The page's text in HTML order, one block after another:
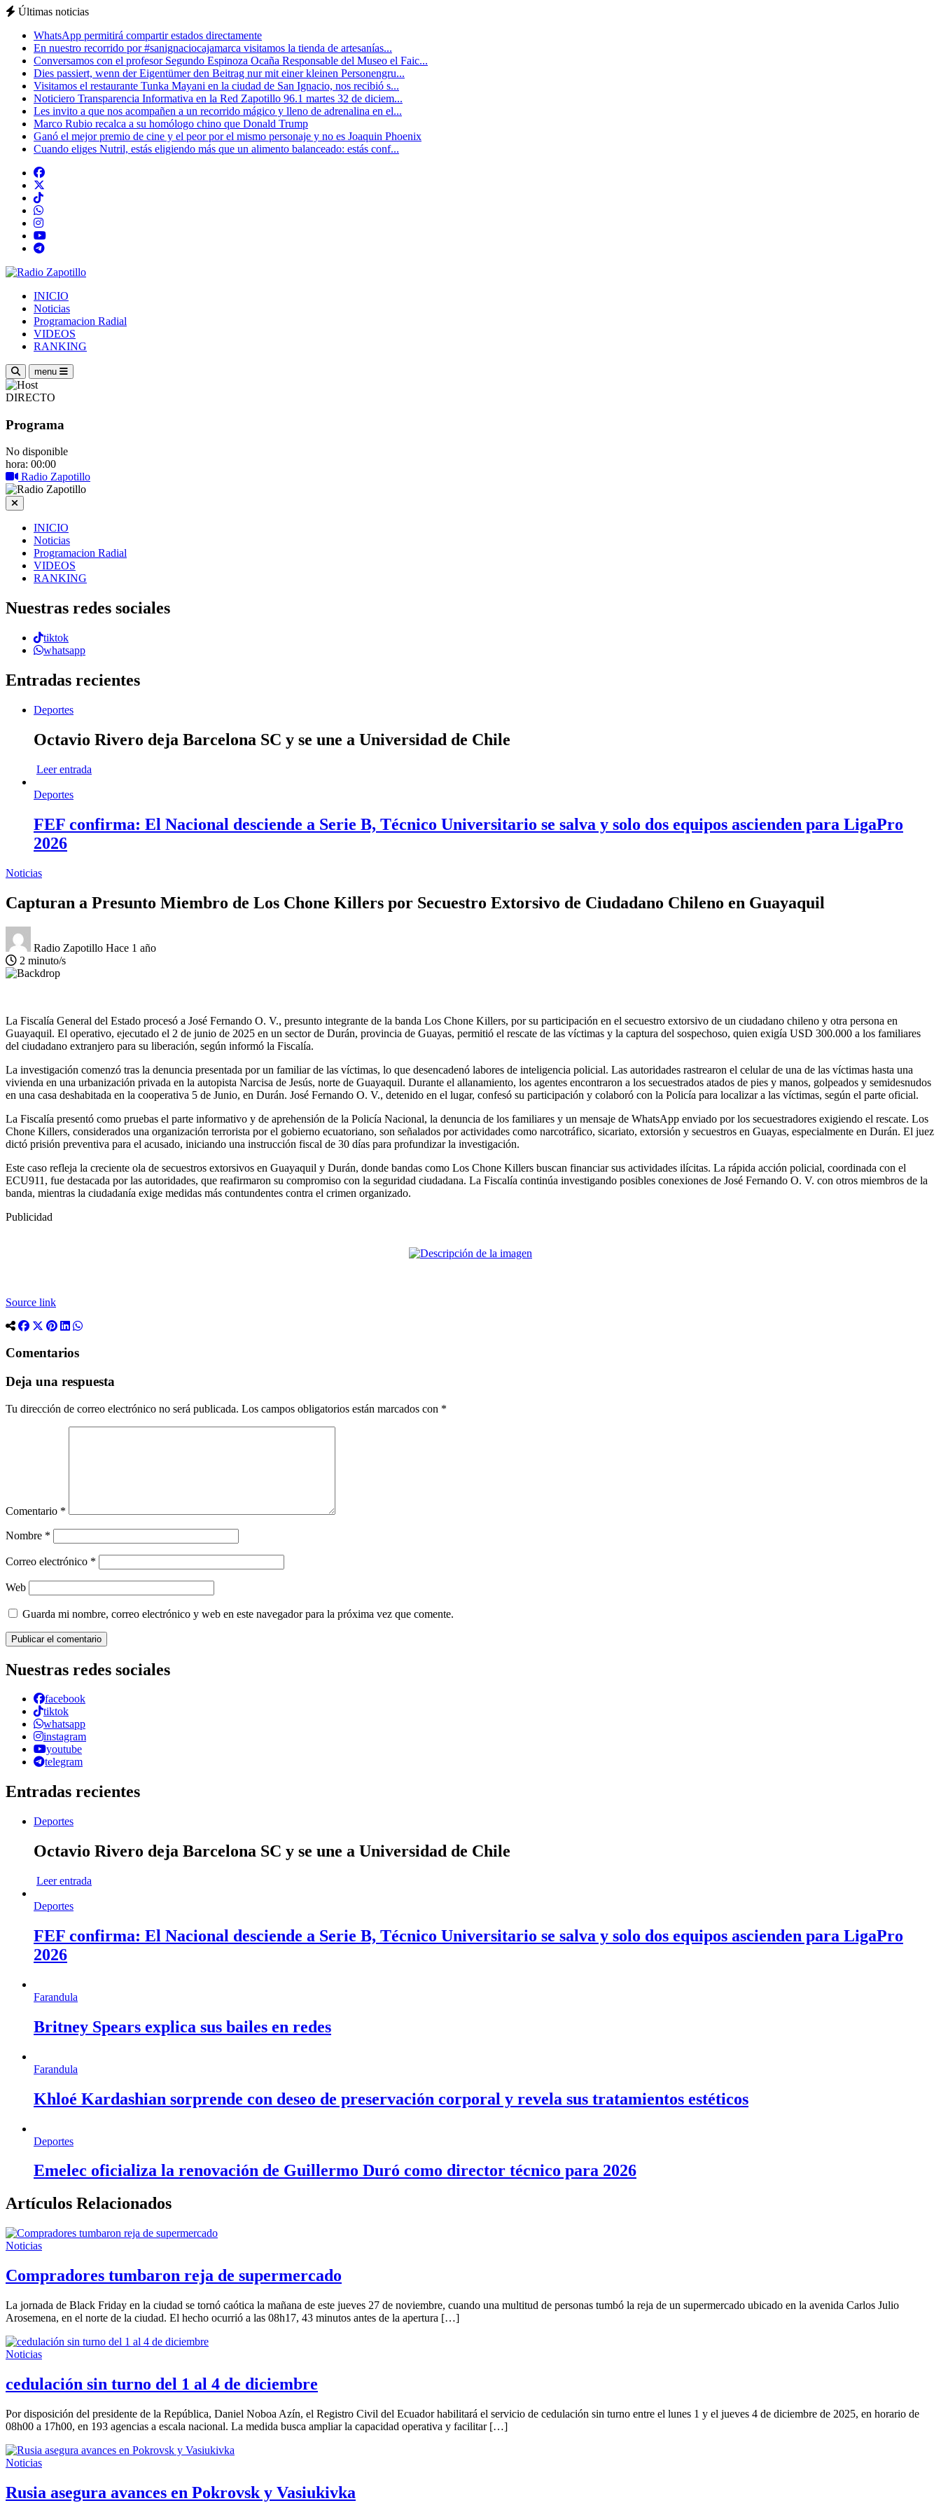
Últimas noticias
WhatsApp permitirá compartir estados directamente
En nuestro recorrido por #sanignaciocajamarca visitamos la tienda de artesanías...
Conversamos con el profesor Segundo Espinoza Ocaña Responsable del Museo el Faic...
Dies passiert, wenn der Eigentümer den Beitrag nur mit einer kleinen Personengru...
Visitamos el restaurante Tunka Mayani en la ciudad de San Ignacio, nos recibió s...
Noticiero Transparencia Informativa en la Red Zapotillo 96.1 martes 32 de diciem...
Les invito a que nos acompañen a un recorrido mágico y lleno de adrenalina en el...
Marco Rubio recalca a su homólogo chino que Donald Trump
Ganó el mejor premio de cine y el peor por el mismo personaje y no es Joaquin Phoenix
Cuando eliges Nutril, estás eligiendo más que un alimento balanceado: estás conf...
INICIO
Noticias
Programacion Radial
VIDEOS
RANKING
menu
DIRECTO
Programa
No disponible
hora: 00:00
Radio Zapotillo
INICIO
Noticias
Programacion Radial
VIDEOS
RANKING
Nuestras redes sociales
tiktok
whatsapp
Entradas recientes
Deportes
Octavio Rivero deja Barcelona SC y se une a Universidad de Chile
Leer entrada
Deportes
FEF confirma: El Nacional desciende a Serie B, Técnico Universitario se salva y solo dos equipos ascienden para LigaPro
2026
Noticias
Capturan a Presunto Miembro de Los Chone Killers por Secuestro Extorsivo de Ciudadano Chileno en Guayaquil
Radio Zapotillo Hace 1 año
2 minuto/s
La Fiscalía General del Estado procesó a José Fernando O. V., presunto integrante de la banda Los Chone Killers, por su participación en el secuestro extorsivo de un ciudadano chileno y otra persona en
Guayaquil. El operativo, ejecutado el 2 de junio de 2025 en un sector de Durán, provincia de Guayas, permitió el rescate de las víctimas y la captura del sospechoso, quien exigía USD 300.000 a los familiares
del ciudadano extranjero para su liberación, según informó la Fiscalía.
La investigación comenzó tras la denuncia presentada por un familiar de las víctimas, lo que desencadenó labores de inteligencia policial. Las autoridades rastrearon el celular de una de las víctimas hasta una
vivienda en una urbanización privada en la autopista Narcisa de Jesús, norte de Guayaquil. Durante el allanamiento, los agentes encontraron a los secuestrados atados de pies y manos, golpeados y semidesnudos
en una casa deshabitada en la cooperativa 5 de Junio, en Durán. José Fernando O. V., detenido en el lugar, confesó su participación y colaboró con la Policía para localizar a las víctimas, según el parte oficial.
La Fiscalía presentó como pruebas el parte informativo y de aprehensión de la Policía Nacional, la denuncia de los familiares y un mensaje de WhatsApp enviado por los secuestradores exigiendo el rescate. Los
Chone Killers, considerados una organización terrorista por el gobierno ecuatoriano, son señalados por actividades como narcotráfico, sicariato, extorsión y secuestros en Guayas, especialmente en Durán. El juez
dictó prisión preventiva para el acusado, iniciando una instrucción fiscal de 30 días para profundizar la investigación.
Este caso refleja la creciente ola de secuestros extorsivos en Guayaquil y Durán, donde bandas como Los Chone Killers buscan financiar sus actividades ilícitas. La rápida acción policial, coordinada con el
ECU911, fue destacada por las autoridades, que reafirmaron su compromiso con la seguridad ciudadana. La Fiscalía continúa investigando posibles conexiones de José Fernando O. V. con otros miembros de la
banda, mientras la ciudadanía exige medidas más contundentes contra el crimen organizado.
Publicidad
Source link
Comentarios
Deja una respuesta
Tu dirección de correo electrónico no será publicada. Los campos obligatorios están marcados con *
Comentario *
Nombre *
Correo electrónico *
Web
Guarda mi nombre, correo electrónico y web en este navegador para la próxima vez que comente.
Nuestras redes sociales
facebook
tiktok
whatsapp
instagram
youtube
telegram
Entradas recientes
Deportes
Octavio Rivero deja Barcelona SC y se une a Universidad de Chile
Leer entrada
Deportes
FEF confirma: El Nacional desciende a Serie B, Técnico Universitario se salva y solo dos equipos ascienden para LigaPro
2026
Farandula
Britney Spears explica sus bailes en redes
Farandula
Khloé Kardashian sorprende con deseo de preservación corporal y revela sus tratamientos estéticos
Deportes
Emelec oficializa la renovación de Guillermo Duró como director técnico para 2026
Artículos Relacionados
Noticias
Compradores tumbaron reja de supermercado
La jornada de Black Friday en la ciudad se tornó caótica la mañana de este jueves 27 de noviembre, cuando una multitud de personas tumbó la reja de un supermercado ubicado en la avenida Carlos Julio
Arosemena, en el norte de la ciudad. El hecho ocurrió a las 08h17, 43 minutos antes de la apertura […]
Noticias
cedulación sin turno del 1 al 4 de diciembre
Por disposición del presidente de la República, Daniel Noboa Azín, el Registro Civil del Ecuador habilitará el servicio de cedulación sin turno entre el lunes 1 y el jueves 4 de diciembre de 2025, en horario de
08h00 a 17h00, en 193 agencias a escala nacional. La medida busca ampliar la capacidad operativa y facilitar […]
Noticias
Rusia asegura avances en Pokrovsk y Vasiukivka